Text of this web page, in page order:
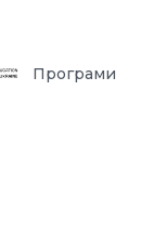
Програми